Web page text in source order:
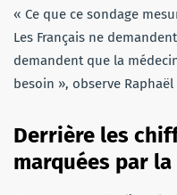
« Ce que ce sondage
Les Français ne
demandent que la
besoin », observe
Derrière les
marquées par